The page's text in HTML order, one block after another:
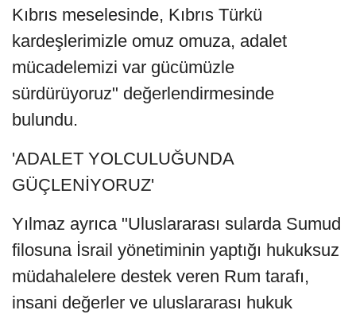
Kıbrıs meselesinde, Kıbrıs Türkü
kardeşlerimizle omuz omuza, adalet
mücadelemizi var gücümüzle
sürdürüyoruz" değerlendirmesinde
bulundu.
'ADALET YOLCULUĞUNDA
GÜÇLENİYORUZ'
Yılmaz ayrıca "Uluslararası sularda Sumud
filosuna İsrail yönetiminin yaptığı hukuksuz
müdahalelere destek veren Rum tarafı,
insani değerler ve uluslararası hukuk